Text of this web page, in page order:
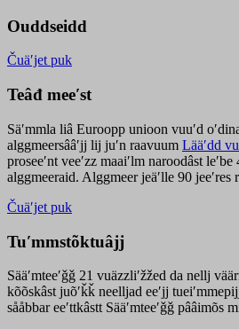
Ouddseidd
Čuäʹjet puk
Teâđ meeʹst
Säʹmmla liâ Euroopp unioon vuuʹd
alggmeersââʹjj lij juʹn raavuum Lääʹdd
proseeʹnt veeʹzz maaiʹlm naroodâst
alggmeeraid. Alggmeer jeäʹlle 90 jeeʹres
Čuäʹjet puk
Tuʹmmstõktuâjj
Sääʹmteeʹǧǧ 21 vuäzzliʹžžed da nellj
kõõskâst juõʹǩǩ neelljad eeʹjj
sååbbar eeʹttkâstt Sääʹmteeʹǧǧ pââimõs